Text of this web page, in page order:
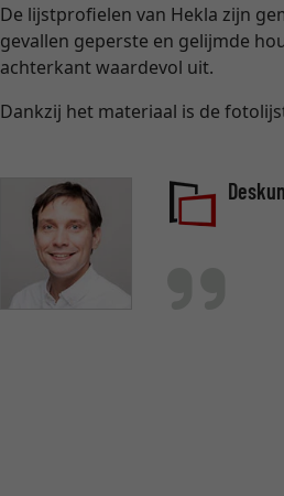
De lijstprofielen van Hekla zijn
gevallen geperste en gelijmde
achterkant waardevol uit.
Dankzij het materiaal is de